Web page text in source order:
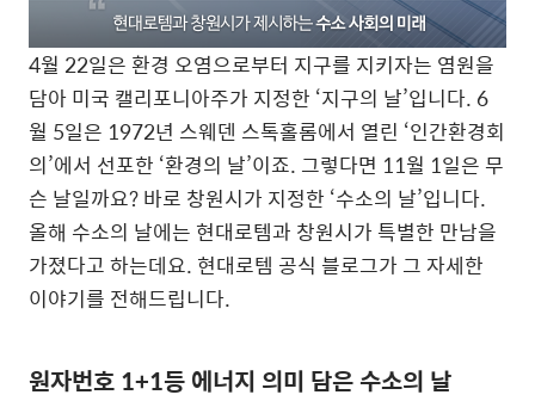
4월 22일은 환경 오염으로부터 지구를 지키자는 염원을
담아 미국 캘리포니아주가 지정한 ‘지구의 날’입니다. 6
월 5일은 1972년 스웨덴 스톡홀롬에서 열린 ‘인간환경회
의’에서 선포한 ‘환경의 날’이죠. 그렇다면 11월 1일은 무
슨 날일까요? 바로 창원시가 지정한 ‘수소의 날’입니다.
올해 수소의 날에는 현대로템과 창원시가 특별한 만남을
가졌다고 하는데요. 현대로템 공식 블로그가 그 자세한
이야기를 전해드립니다.
원자번호 1+1등 에너지 의미 담은 수소의 날